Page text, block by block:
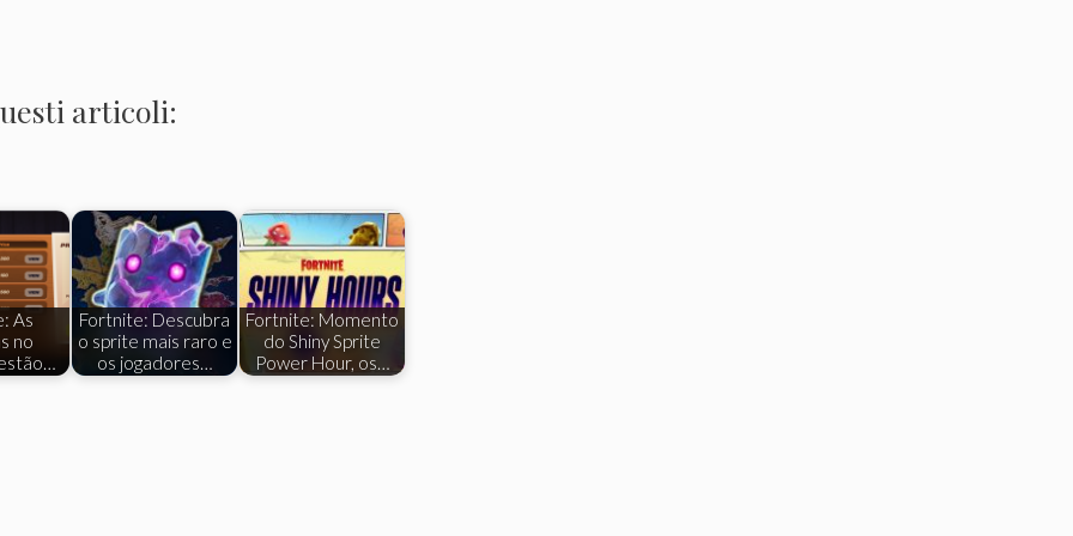
articoli:
As
no
Fortnite: Descubra
o sprite mais raro e
os jogadores…
Fortnite: Momento
do Shiny Sprite
Power Hour, os…